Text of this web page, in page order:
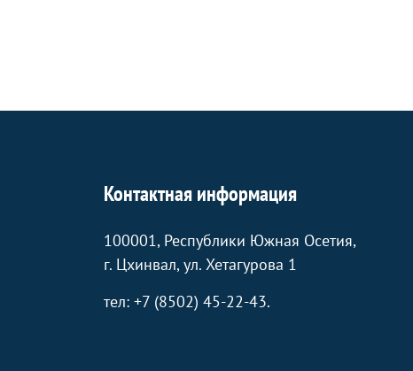
Контактная информация
100001, Республики Южная Осетия,
г. Цхинвал, ул. Хетагурова 1
тел: +7 (8502) 45-22-43.